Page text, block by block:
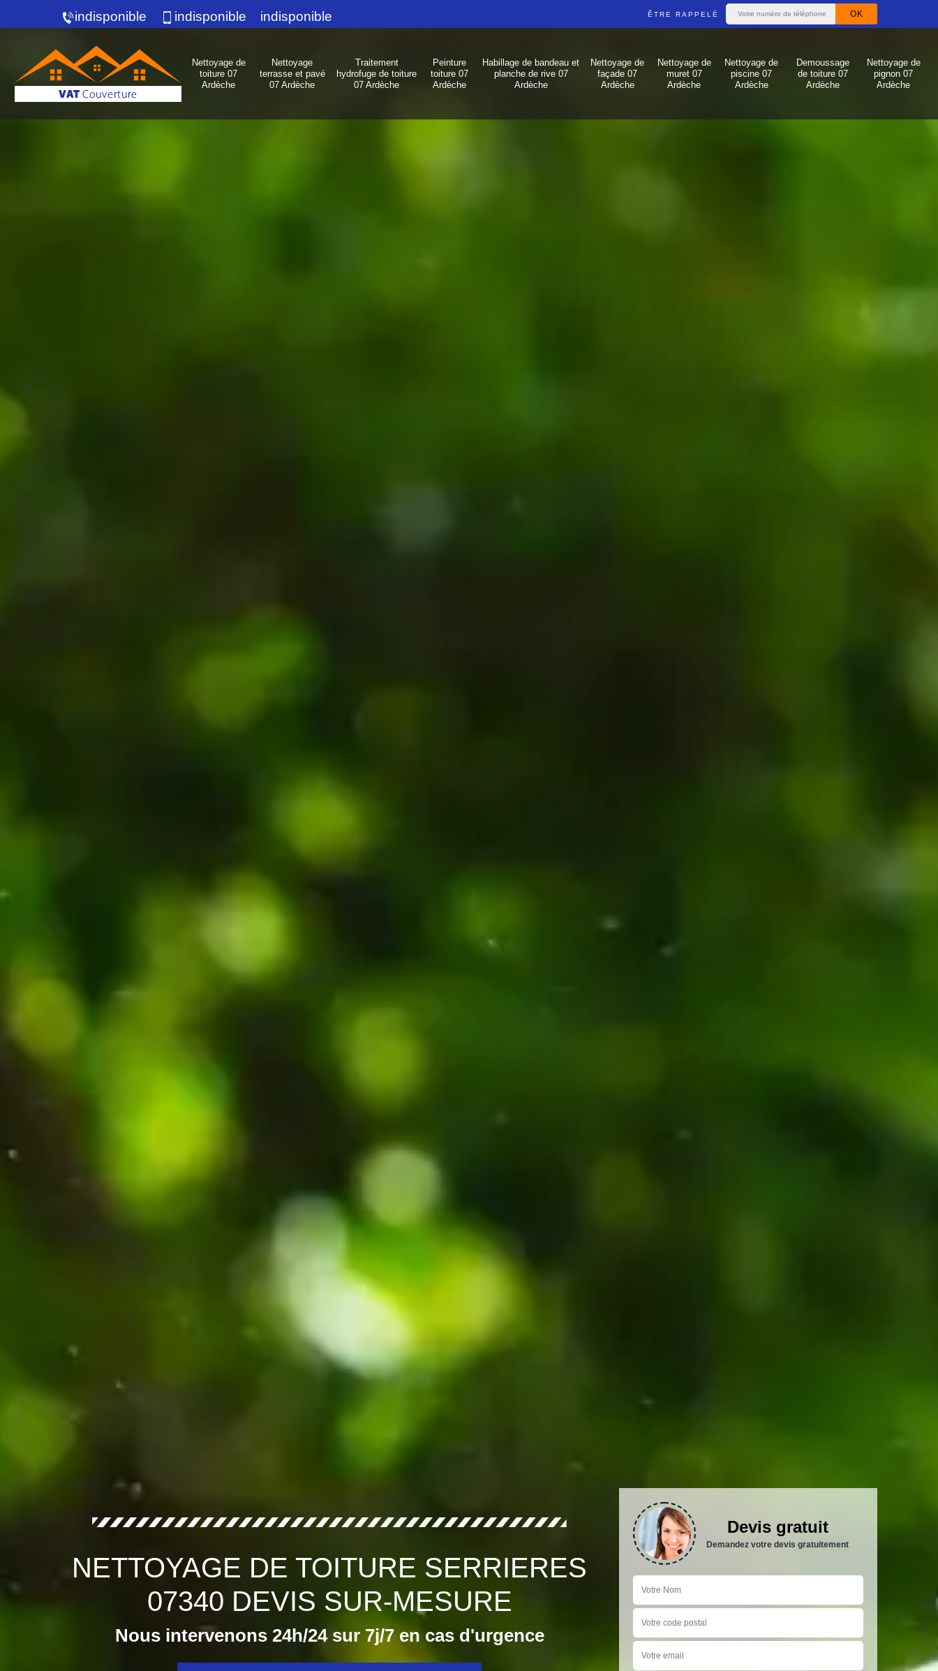
indisponible indisponible indisponible ÊTRE RAPPELÉ
Nettoyage de
toiture 07
Ardèche
Nettoyage
terrasse et pavé
07 Ardèche
Traitement
hydrofuge de toiture
07 Ardèche
Peinture
toiture 07
Ardèche
Habillage de bandeau et
planche de rive 07
Ardèche
Nettoyage de
façade 07
Ardèche
Nettoyage de
muret 07
Ardèche
Nettoyage de
piscine 07
Ardèche
Demoussage
de toiture 07
Ardèche
Nettoyage de
pignon 07
Ardèche
NETTOYAGE DE TOITURE SERRIERES
07340 DEVIS SUR-MESURE
Nous intervenons 24h/24 sur 7j/7 en cas d'urgence
Devis gratuit
Demandez votre devis gratuitement